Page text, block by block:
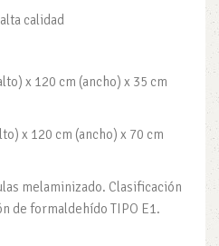
calidad
x 120 cm (ancho) x 35 cm
x 120 cm (ancho) x 70 cm
melaminizado. Clasificación
de formaldehído TIPO E1.